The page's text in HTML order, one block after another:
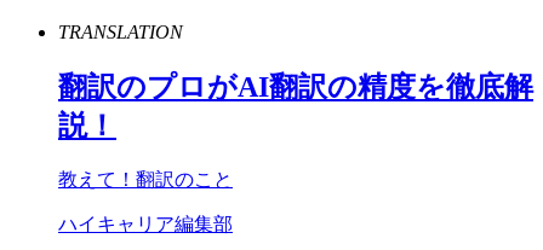
TRANSLATION
翻訳のプロがAI翻訳の精度を徹底解
説！
教えて！翻訳のこと
ハイキャリア編集部